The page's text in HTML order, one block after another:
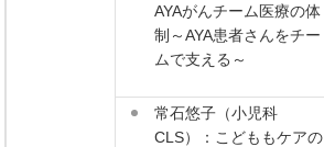
AYAがんチーム医療の体
制～AYA患者さんをチー
ムで支える～
常石悠子（小児科
CLS）：こどももケアの